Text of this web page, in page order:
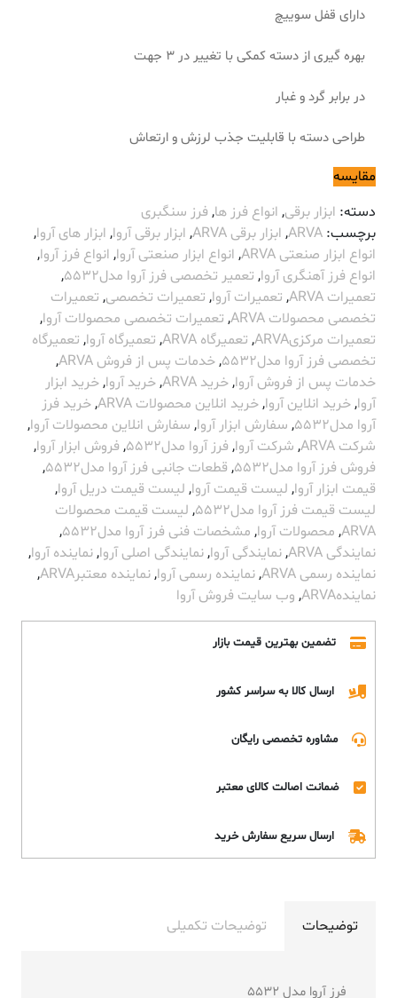
دارای قفل سوییچ
بهره گیری از دسته کمکی با تغییر در 3 جهت
در برابر گرد و غبار
طراحی دسته با قابلیت جذب لرزش و ارتعاش
مقایسه
دسته: ابزار برقی, انواع فرز ها, فرز سنگبری
برچسب: ARVA
, ابزار برقی ARVA , ابزار برقی آروا, ابزار های آروا,
انواع ابزار صنعتی ARVA
, انواع ابزار صنعتی آروا, انواع فرز آروا,
انواع فرز آهنگری آروا, تعمیر تخصصی فرز آروا مدل5532
,
تعمیرات ARVA
, تعمیرات آروا, تعمیرات تخصصی, تعمیرات
تخصصی محصولات ARVA
, تعمیرات تخصصی محصولات آروا,
تعمیرات مرکزیARVA
, تعمیرگاه ARVA , تعمیرگاه آروا, تعمیرگاه
تخصصی فرز آروا مدل5532
,خدمات پس از فروش ARVA
,
خدمات پس از فروش آروا,خرید ARVA ,خرید آروا,خرید ابزار
آروا,خرید انلاین آروا,خرید انلاین محصولات ARVA ,خرید فرز
آروا مدل5532
, سفارش ابزار آروا, سفارش انلاین محصولات آروا,
شرکت ARVA
, شرکت آروا, فرز آروا مدل5532 , فروش ابزار آروا,
فروش فرز آروا مدل5532
, قطعات جانبی فرز آروا مدل5532
,
قیمت ابزار آروا, لیست قیمت آروا, لیست قیمت دریل آروا,
لیست قیمت فرز آروا مدل5532
, لیست قیمت محصولات
ARVA
, محصولات آروا, مشخصات فنی فرز آروا مدل5532
,
نمایندگی ARVA
,نمایندگی آروا,نمایندگی اصلی آروا,نماینده آروا,
نماینده رسمی ARVA
,نماینده رسمی آروا,نماینده معتبرARVA
,
نمایندهARVA
, وب سایت فروش آروا
تضمین بهترین قیمت بازار
ارسال کالا به سراسر کشور
مشاوره تخصصی رایگان
ضمانت اصالت کالای معتبر
ارسال سریع سفارش خرید
توضیحات توضیحات تکمیلی
فرز آروا مدل 5532